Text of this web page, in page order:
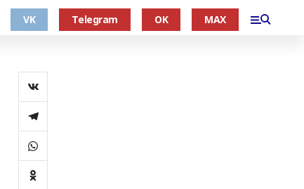
VK Telegram OK MAX